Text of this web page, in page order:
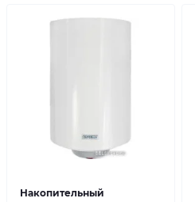
Накопительный